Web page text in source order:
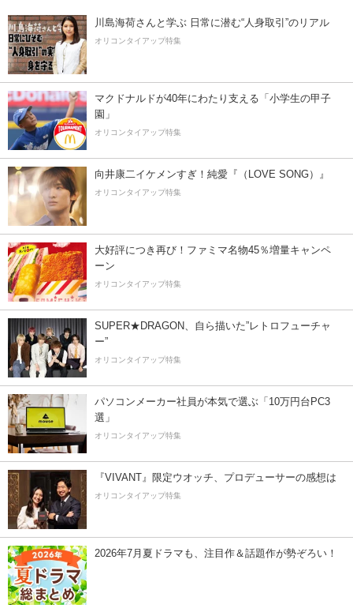
川島海荷さんと学ぶ 日常に潜む“人身取引”のリアル
オリコンタイアップ特集
マクドナルドが40年にわたり支える「小学生の甲子
園」
オリコンタイアップ特集
向井康二イケメンすぎ！純愛『（LOVE SONG）』
オリコンタイアップ特集
大好評につき再び！ファミマ名物45％増量キャンペ
ーン
オリコンタイアップ特集
SUPER★DRAGON、自ら描いた”レトロフューチャ
ー”
オリコンタイアップ特集
パソコンメーカー社員が本気で選ぶ「10万円台PC3
選」
オリコンタイアップ特集
『VIVANT』限定ウオッチ、プロデューサーの感想は
オリコンタイアップ特集
2026年7月夏ドラマも、注目作＆話題作が勢ぞろい！